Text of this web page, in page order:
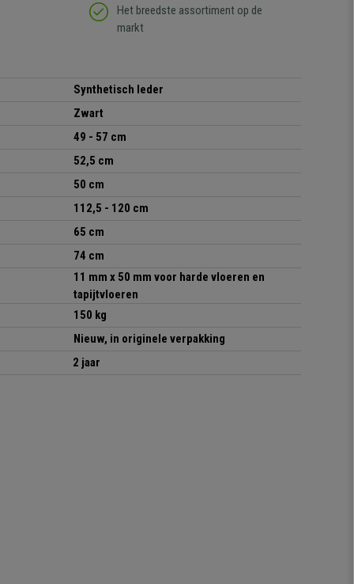
Het breedste assortiment op de
markt
Synthetisch leder
Zwart
49 - 57 cm
52,5 cm
50 cm
112,5 - 120 cm
65 cm
74 cm
11 mm x 50 mm voor harde vloeren en
tapijtvloeren
150 kg
Nieuw, in originele verpakking
2 jaar